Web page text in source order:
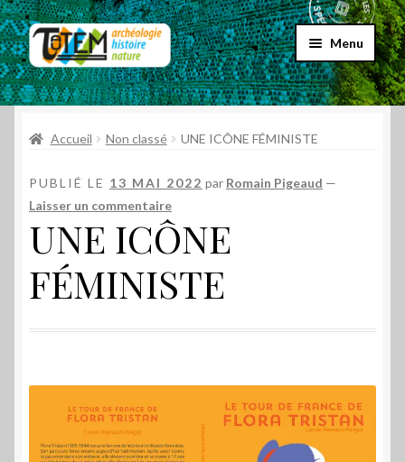
Aller
à
la
navigation
Aller
au
contenu
Menu
Accueil
Choix par genre
Choix par éditeur
Promos
Qui sommes-nous ?
Accueil Non classé UNE ICÔNE FÉMINISTE
PUBLIÉ LE 13 MAI 2022 par Romain Pigeaud —
Laisser un commentaire
UNE ICÔNE
FÉMINISTE